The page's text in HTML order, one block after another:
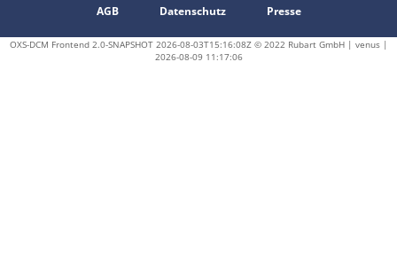
AGB Datenschutz Presse
OXS-DCM Frontend 2.0-SNAPSHOT 2026-08-03T15:16:08Z © 2022 Rubart GmbH | venus |
2026-08-09 11:17:06